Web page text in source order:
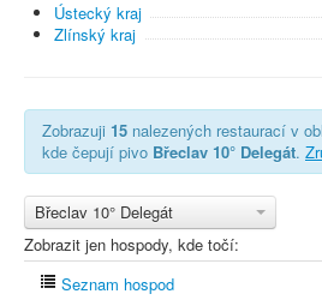
Ústecký kraj
Zlínský kraj
Zobrazuji 15 nalezených restaurací v
kde čepují pivo Břeclav 10° Delegát.
Břeclav 10° Delegát
Zobrazit jen hospody, kde točí:
Seznam hospod